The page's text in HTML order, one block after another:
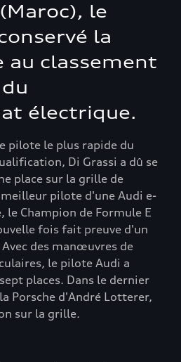
le
la
au classement
électrique.
pilote le plus rapide du
Di Grassi a dû se
place sur la grille de
pilote d'une Audi e-
le Champion de Formule E
fois fait preuve d'un
des manœuvres de
le pilote Audi a
places. Dans le dernier
Porsche d'André Lotterer,
sur la grille.